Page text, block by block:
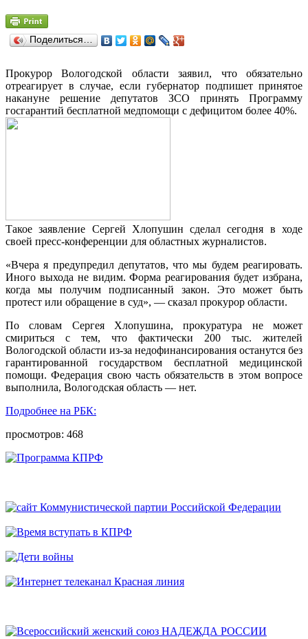
Поделиться…
Прокурор Вологодской области заявил, что обязательно
отреагирует в случае, если губернатор подпишет принятое
накануне решение депутатов ЗСО принять Программу
госгарантий бесплатной медпомощи с дефицитом более 40%.
Такое заявление Сергей Хлопушин сделал сегодня в ходе
своей пресс-конференции для областных журналистов.
«Вчера я предупредил депутатов, что мы будем реагировать.
Иного выхода не видим. Форма реагирования будет избрана,
когда мы получим подписанный закон. Это может быть
протест или обращение в суд», — сказал прокурор области.
По словам Сергея Хлопушина, прокуратура не может
смириться с тем, что фактически 200 тыс. жителей
Вологодской области из-за недофинансирования останутся без
гарантированной государством бесплатной медицинской
помощи. Федерация свою часть обязательств в этом вопросе
выполнила, Вологодская область — нет.
Подробнее на РБК:
просмотров: 468